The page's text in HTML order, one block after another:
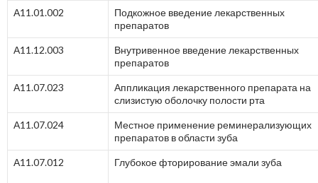
А11.01.002
Подкожное введение лекарственных
препаратов
А11.12.003
Внутривенное введение лекарственных
препаратов
А11.07.023
Аппликация лекарственного препарата на
слизистую оболочку полости рта
А11.07.024
Местное применение реминерализующих
препаратов в области зуба
А11.07.012 Глубокое фторирование эмали зуба